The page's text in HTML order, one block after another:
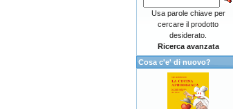
Usa parole chiave per
cercare il prodotto
desiderato.
Ricerca avanzata
Cosa c'e' di nuovo?